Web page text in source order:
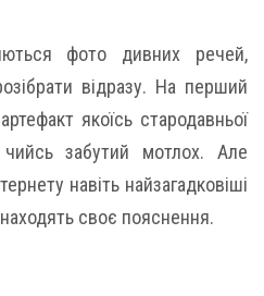
фото дивних речей,
відразу. На перший
якоїсь стародавньої
чийсь забутий мотлох. Але
навіть найзагадковіші
своє пояснення.